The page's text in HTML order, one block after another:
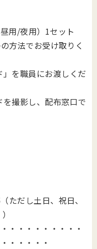
用/夜用）1セット
方法でお受け取りく
を職員にお渡しくだ
撮影し、配布窓口で
ただし土日、祝日、
・・・・・・・・・
・・・・・